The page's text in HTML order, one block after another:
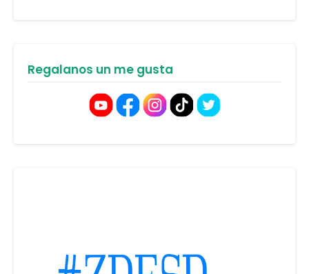
Regalanos un me gusta